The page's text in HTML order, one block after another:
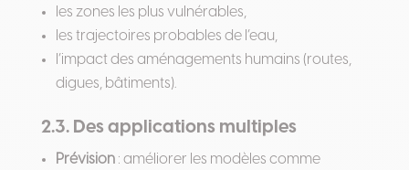
les zones les plus vulnérables,
les trajectoires probables de l’eau,
l’impact des aménagements humains (routes,
digues, bâtiments).
2.3. Des applications multiples
Prévision: améliorer les modèles comme